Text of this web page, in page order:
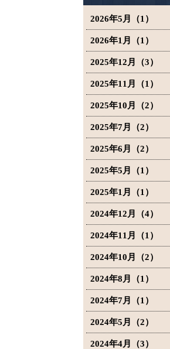
2026年5月（1）
2026年1月（1）
2025年12月（3）
2025年11月（1）
2025年10月（2）
2025年7月（2）
2025年6月（2）
2025年5月（1）
2025年1月（1）
2024年12月（4）
2024年11月（1）
2024年10月（2）
2024年8月（1）
2024年7月（1）
2024年5月（2）
2024年4月（3）